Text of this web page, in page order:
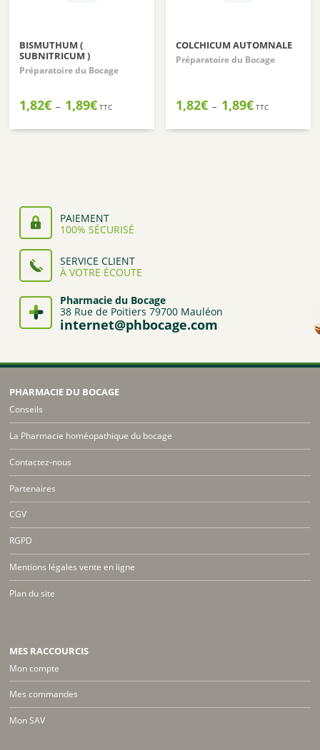
BISMUTHUM (
SUBNITRICUM )
Préparatoire du Bocage
1,82€ – 1,89€Plage
prix :
TTC
COLCHICUM AUTOMNALE
Préparatoire du Bocage
1,82€ – 1,89€Plage
prix :
TTC
PAIEMENT
100% SÉCURISÉ
SERVICE CLIENT
À VOTRE ÉCOUTE
Pharmacie du Bocage
38 Rue de Poitiers 79700 Mauléon
internet@phbocage.com
PHARMACIE DU BOCAGE
Conseils
La Pharmacie homéopathique du bocage
Contactez-nous
Partenaires
CGV
RGPD
Mentions légales vente en ligne
Plan du site
MES RACCOURCIS
Mon compte
Mes commandes
Mon SAV